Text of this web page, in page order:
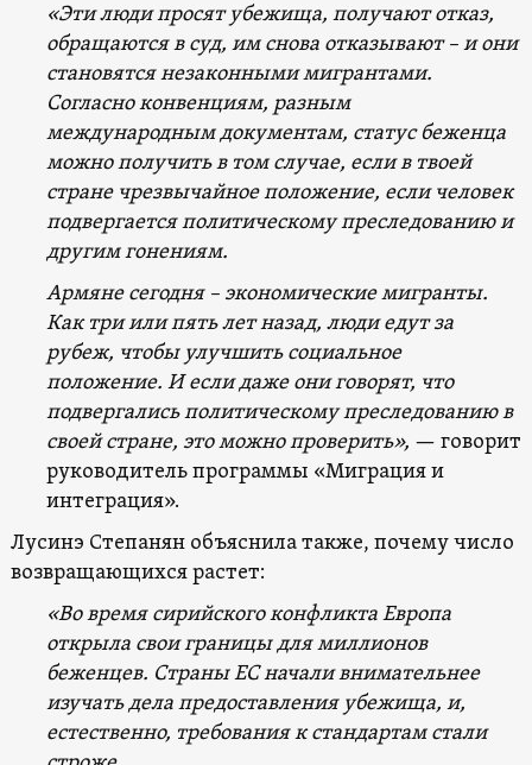
«Эти люди просят убежища, получают отказ,
обращаются в суд, им снова отказывают – и они
становятся незаконными мигрантами.
Согласно конвенциям, разным
международным документам, статус беженца
можно получить в том случае, если в твоей
стране чрезвычайное положение, если человек
подвергается политическому преследованию и
другим гонениям.
Армяне сегодня – экономические мигранты.
Как три или пять лет назад, люди едут за
рубеж, чтобы улучшить социальное
положение. И если даже они говорят, что
подвергались политическому преследованию в
своей стране, это можно проверить», — говорит
руководитель программы «Миграция и
интеграция».
Лусинэ Степанян объяснила также, почему число
возвращающихся растет:
«Во время сирийского конфликта Европа
открыла свои границы для миллионов
беженцев. Страны ЕС начали внимательнее
изучать дела предоставления убежища, и,
естественно, требования к стандартам стали